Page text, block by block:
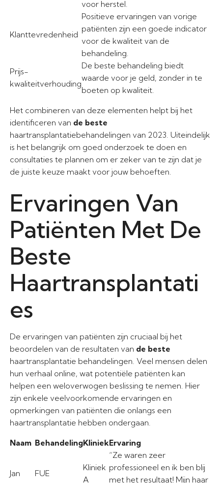
voor herstel.
Klanttevredenheid
Positieve ervaringen van vorige
patiënten zijn een goede indicator
voor de kwaliteit van de
behandeling.
Prijs-
kwaliteitverhouding
De beste behandeling biedt
waarde voor je geld, zonder in te
boeten op kwaliteit.
Het combineren van deze elementen helpt bij het
identificeren van de beste
haartransplantatiebehandelingen van 2023. Uiteindelijk
is het belangrijk om goed onderzoek te doen en
consultaties te plannen om er zeker van te zijn dat je
de juiste keuze maakt voor jouw behoeften.
Ervaringen Van
Patiënten Met De
Beste
Haartransplantati
es
De ervaringen van patiënten zijn cruciaal bij het
beoordelen van de resultaten van de beste
haartransplantatie behandelingen. Veel mensen delen
hun verhaal online, wat potentiële patiënten kan
helpen een weloverwogen beslissing te nemen. Hier
zijn enkele veelvoorkomende ervaringen en
opmerkingen van patiënten die onlangs een
haartransplantatie hebben ondergaan.
Naam BehandelingKliniekErvaring
Jan FUE
Kliniek
A
“Ze waren zeer
professioneel en ik ben blij
met het resultaat! Mijn haar